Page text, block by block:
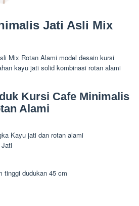
Jati Asli Mix
Mix Rotan Alami model desain kursi
kayu jati solid kombinasi rotan alami
Kursi Cafe Minimalis
Alami
Kayu jati dan rotan alami
Jati
tinggi dudukan 45 cm